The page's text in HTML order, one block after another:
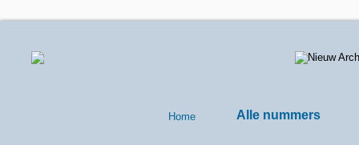
Home Alle nummers